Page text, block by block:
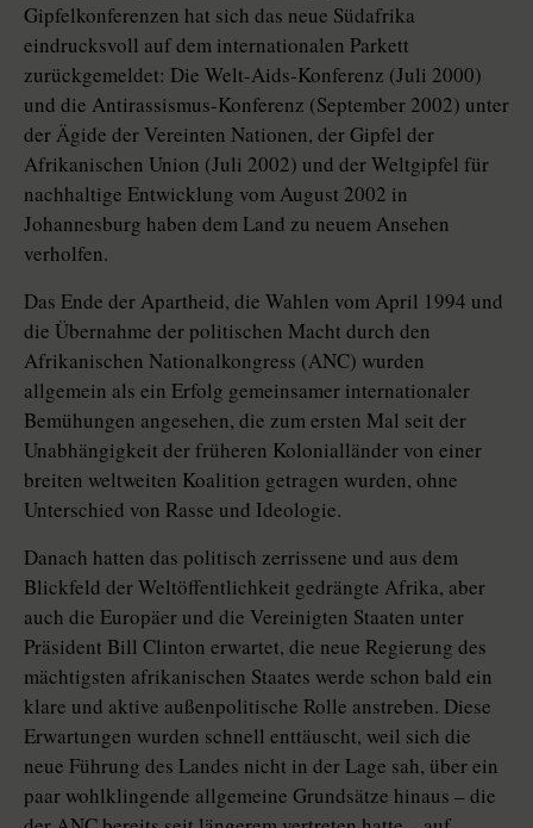
Gipfelkonferenzen hat sich das neue Südafrika
eindrucksvoll auf dem internationalen Parkett
zurückgemeldet: Die Welt-Aids-Konferenz (Juli 2000)
und die Antirassismus-Konferenz (September 2002) unter
der Ägide der Vereinten Nationen, der Gipfel der
Afrikanischen Union (Juli 2002) und der Weltgipfel für
nachhaltige Entwicklung vom August 2002 in
Johannesburg haben dem Land zu neuem Ansehen
verholfen.
Das Ende der Apartheid, die Wahlen vom April 1994 und
die Übernahme der politischen Macht durch den
Afrikanischen Nationalkongress (ANC) wurden
allgemein als ein Erfolg gemeinsamer internationaler
Bemühungen angesehen, die zum ersten Mal seit der
Unabhängigkeit der früheren Kolonialländer von einer
breiten weltweiten Koalition getragen wurden, ohne
Unterschied von Rasse und Ideologie.
Danach hatten das politisch zerrissene und aus dem
Blickfeld der Weltöffentlichkeit gedrängte Afrika, aber
auch die Europäer und die Vereinigten Staaten unter
Präsident Bill Clinton erwartet, die neue Regierung des
mächtigsten afrikanischen Staates werde schon bald ein
klare und aktive außenpolitische Rolle anstreben. Diese
Erwartungen wurden schnell enttäuscht, weil sich die
neue Führung des Landes nicht in der Lage sah, über ein
paar wohlklingende allgemeine Grundsätze hinaus – die